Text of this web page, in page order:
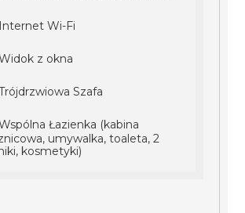
Internet Wi-Fi
z okna
Szafa
Łazienka (kabina
umywalka, toaleta, 2
kosmetyki)